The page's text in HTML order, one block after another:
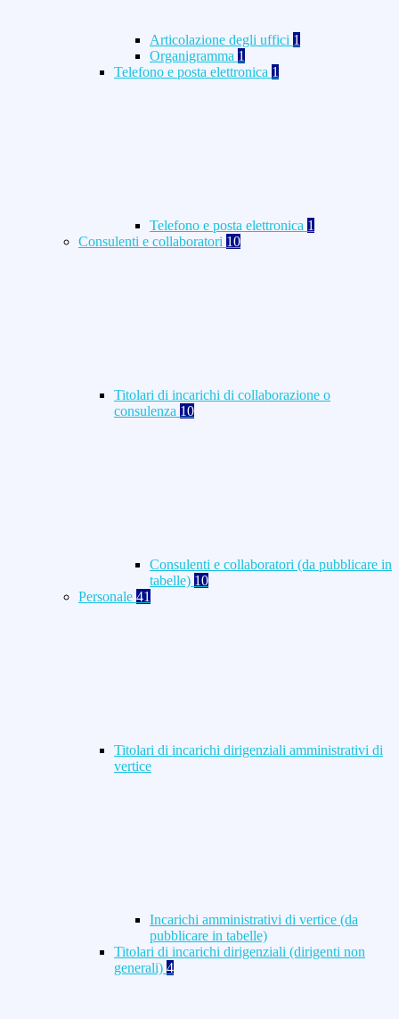
Articolazione degli uffici 1
Organigramma 1
Telefono e posta elettronica 1
Telefono e posta elettronica 1
Consulenti e collaboratori 10
Titolari di incarichi di collaborazione o
consulenza 10
Consulenti e collaboratori (da pubblicare in
tabelle) 10
Personale 41
Titolari di incarichi dirigenziali amministrativi di
vertice
Incarichi amministrativi di vertice (da
pubblicare in tabelle)
Titolari di incarichi dirigenziali (dirigenti non
generali) 4